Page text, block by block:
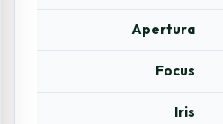
Apertura
Focus
Iris